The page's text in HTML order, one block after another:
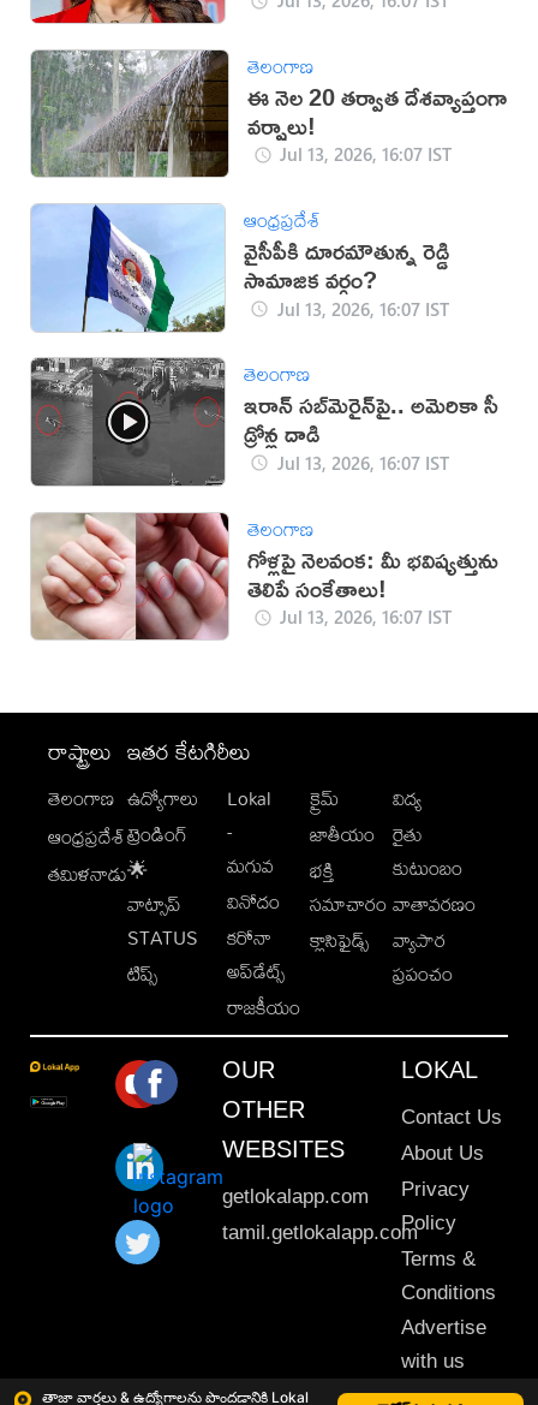
తాజా వార్తలు & ఉద్యోగాలను పొందడానికి Lokal
తెలంగాణ
ఈ నెల 20 తర్వాత దేశవ్యాప్తంగా
వర్షాలు!
Jul 13, 2026, 16:07 IST
ఆంధ్రప్రదేశ్
వైసీపీకి దూరమౌతున్న రెడ్డి
సామాజిక వర్గం?
Jul 13, 2026, 16:07 IST
తెలంగాణ
ఇరాన్‌ సబ్‌మెరైన్‌పై.. అమెరికా సీ
డ్రోన్ల దాడి
Jul 13, 2026, 16:07 IST
తెలంగాణ
గోళ్లపై నెలవంక: మీ భవిష్యత్తును
తెలిపే సంకేతాలు!
Jul 13, 2026, 16:07 IST
రాష్ట్రాలు
తెలంగాణ
ఆంధ్రప్రదేశ్
తమిళనాడు
ఇతర కేటగిరీలు
ఉద్యోగాలు
ట్రెండింగ్
🌟
వాట్సాప్
STATUS
టిప్స్
Lokal
-
మగువ
వినోదం
కరోనా
అప్‌డేట్స్
రాజకీయం
క్రైమ్
జాతీయం
భక్తి
సమాచారం
క్లాసిఫైడ్స్
విద్య
రైతు
కుటుంబం
వాతావరణం
వ్యాపార
ప్రపంచం
OUR
OTHER
WEBSITES
getlokalapp.com
tamil.getlokalapp.com
LOKAL
Contact Us
About Us
Privacy
Policy
Terms &
Conditions
Advertise
with us
Sitemap